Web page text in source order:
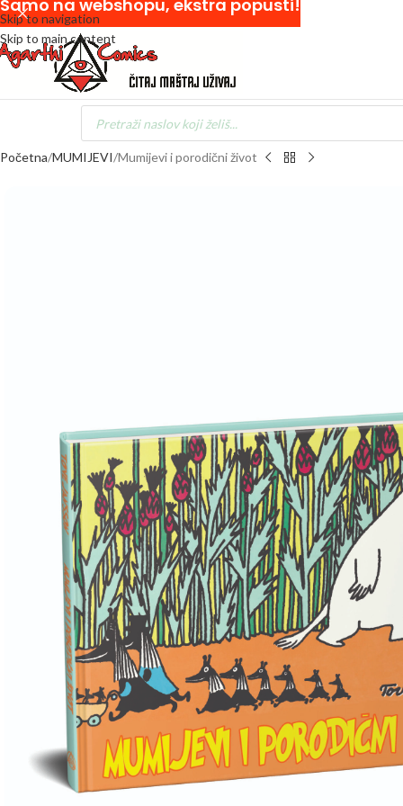
Skip to navigation
Skip to main content
Početna MUMIJEVI Mumijevi i porodični život
Samo na webshopu, ekstra popusti!